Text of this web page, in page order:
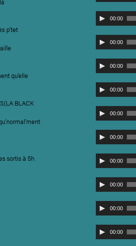
p’tet
qu’elle
BLACK
sortis à 5h
Lecteur
audio
00:00
Lecteur
audio
00:00
Lecteur
audio
00:00
Lecteur
audio
00:00
Lecteur
audio
00:00
Lecteur
audio
00:00
Lecteur
audio
00:00
Lecteur
audio
00:00
Lecteur
audio
00:00
Lecteur
audio
00:00